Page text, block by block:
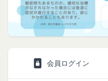
会員ログイン
プライバシーポリ
は、当社が運営する各
利用規約
サイトサービス（以下
Amazonギフト券
会員情報に登録されて